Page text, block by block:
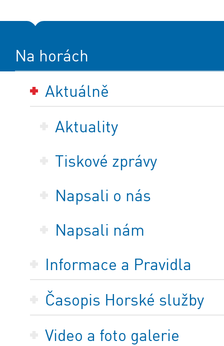
Na horách
Aktuálně
Aktuality
Tiskové zprávy
Napsali o nás
Napsali nám
Informace a Pravidla
Časopis Horské služby
Video a foto galerie